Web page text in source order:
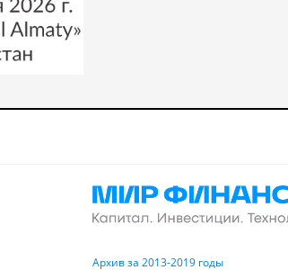
Архив за 2013-2019 годы